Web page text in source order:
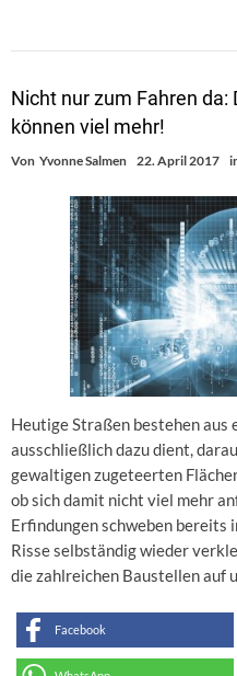
Nicht nur zum Fahren
können viel mehr!
Von Yvonne Salmen 22. April 2017
Heutige Straßen bestehen aus
ausschließlich dazu dient,
gewaltigen zugeteerten
ob sich damit nicht viel mehr
Erfindungen schweben bereits
Risse selbständig wieder
die zahlreichen Baustellen auf
Facebook